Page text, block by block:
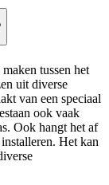
tussen het
uit diverse
van een speciaal
ook vaak
Ook hangt het af
Het kan